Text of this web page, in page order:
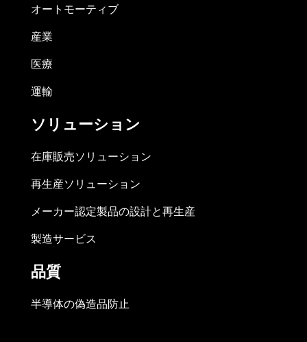
オートモーティブ
産業
医療
運輸
ソリューション
在庫販売ソリューション
再生産ソリューション
メーカー認定製品の設計と再生産
製造サービス
品質
半導体の偽造品防止